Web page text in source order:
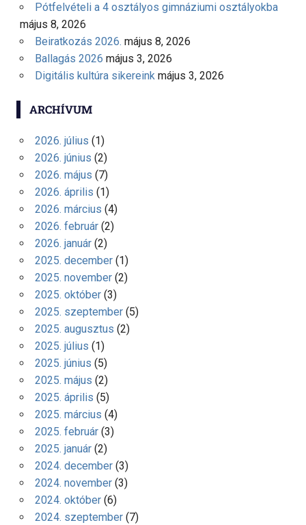
Pótfelvételi a 4 osztályos gimnáziumi osztályokba
május 8, 2026
Beiratkozás 2026. május 8, 2026
Ballagás 2026 május 3, 2026
Digitális kultúra sikereink május 3, 2026
ARCHÍVUM
2026. július (1)
2026. június (2)
2026. május (7)
2026. április (1)
2026. március (4)
2026. február(2)
2026. január(2)
2025. december(1)
2025. november(2)
2025. október(3)
2025. szeptember(5)
2025. augusztus (2)
2025. július (1)
2025. június (5)
2025. május (2)
2025. április (5)
2025. március (4)
2025. február(3)
2025. január(2)
2024. december(3)
2024. november(3)
2024. október(6)
2024. szeptember(7)